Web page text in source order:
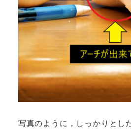
写真のように，しっかりとし